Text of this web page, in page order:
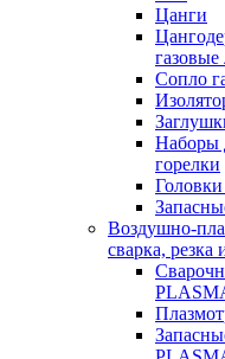
Цанги
Сопло
Наборы
горелки
Воздушно-
сварка, резка